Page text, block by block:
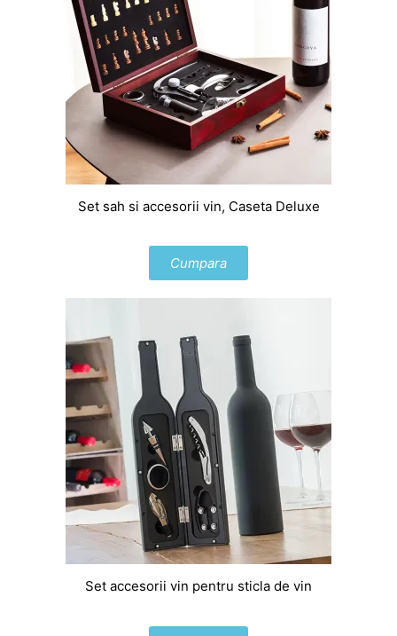
Set sah si accesorii vin, Caseta Deluxe
Cumpara
Set accesorii vin pentru sticla de vin